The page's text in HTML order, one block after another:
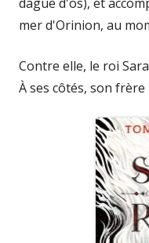
mer d'Orinion, au
Contre elle, le roi
À ses côtés, son